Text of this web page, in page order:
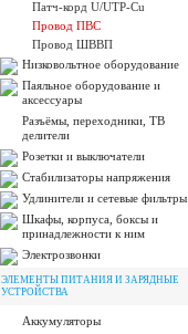
Патч-корд U/UTP-Cu
Провод ПВС
Провод ШВВП
Низковольтное оборудование
Паяльное оборудование и
аксессуары
Разъёмы, переходники, ТВ
делители
Розетки и выключатели
Стабилизаторы напряжения
Удлинители и сетевые фильтры
Шкафы, корпуса, боксы и
принадлежности к ним
Электрозвонки
ЭЛЕМЕНТЫ ПИТАНИЯ И ЗАРЯДНЫЕ
УСТРОЙСТВА
Аккумуляторы